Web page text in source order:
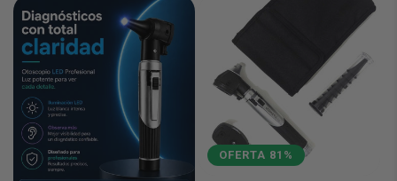
oferta
OFERTA 81%